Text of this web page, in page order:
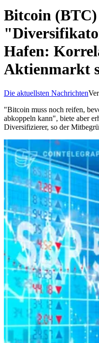
Bitcoin (BTC)
Hafen:
Aktienmarkt
Die aktuellsten Nachrichten
"Bitcoin muss noch reifen,
abkoppeln kann", biete aber
Diversifizierer, so der